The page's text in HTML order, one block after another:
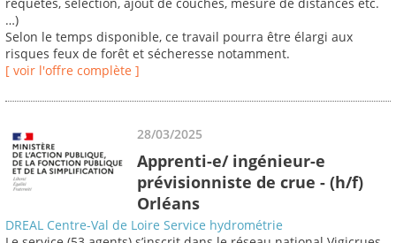
requêtes, sélection, ajout de couches, mesure de distances etc.
…)
Selon le temps disponible, ce travail pourra être élargi aux
risques feux de forêt et sécheresse notamment.
[ voir l'offre complète ]
28/03/2025
Apprenti-e/ ingénieur-e
prévisionniste de crue - (h/f)
Orléans
DREAL Centre-Val de Loire Service hydrométrie